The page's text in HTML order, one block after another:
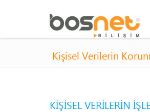
Kişisel Verilerin
KİŞİSEL VERİLERİN